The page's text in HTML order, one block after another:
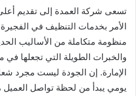
تسعى شركة العمدة إلى تقديم
الأمر بخدمات التنظيف في
منظومة متكاملة من الأساليب
والخبرات الطويلة التي تجعلها
الإمارة. إن الجودة ليست مجرد
يومي يبدأ من لحظة تواصل العميل